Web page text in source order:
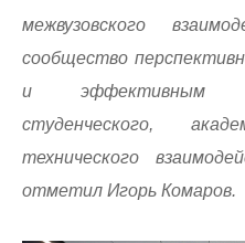
межвузовского
сообщество
и эффективным
студенческого,
технического
отметил Игорь Комаров.